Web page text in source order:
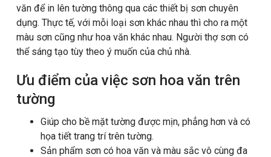
văn để in lên tường thông qua các thiết bị sơn chuyên
dụng. Thực tế, với mỗi loại sơn khác nhau thì cho ra một
màu sơn cũng như hoa văn khác nhau. Người thợ sơn có
thể sáng tạo tùy theo ý muốn của chủ nhà.
Ưu điểm của việc sơn hoa văn trên
tường
Giúp cho bề mặt tường được mịn, phẳng hơn và có
họa tiết trang trí trên tường.
Sản phẩm sơn có hoa văn và màu sắc vô cùng đa